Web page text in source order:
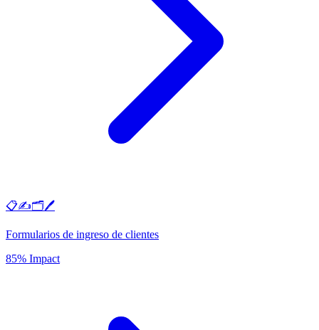
📋✍️🗂️🖊️
Formularios de ingreso de clientes
85% Impact